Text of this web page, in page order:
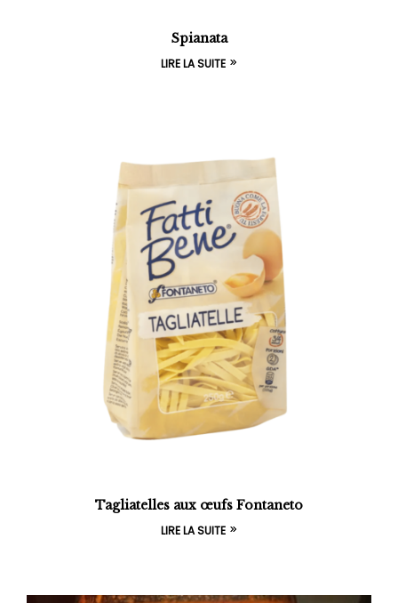
Spianata
LIRE LA SUITE
Tagliatelles aux œufs Fontaneto
LIRE LA SUITE